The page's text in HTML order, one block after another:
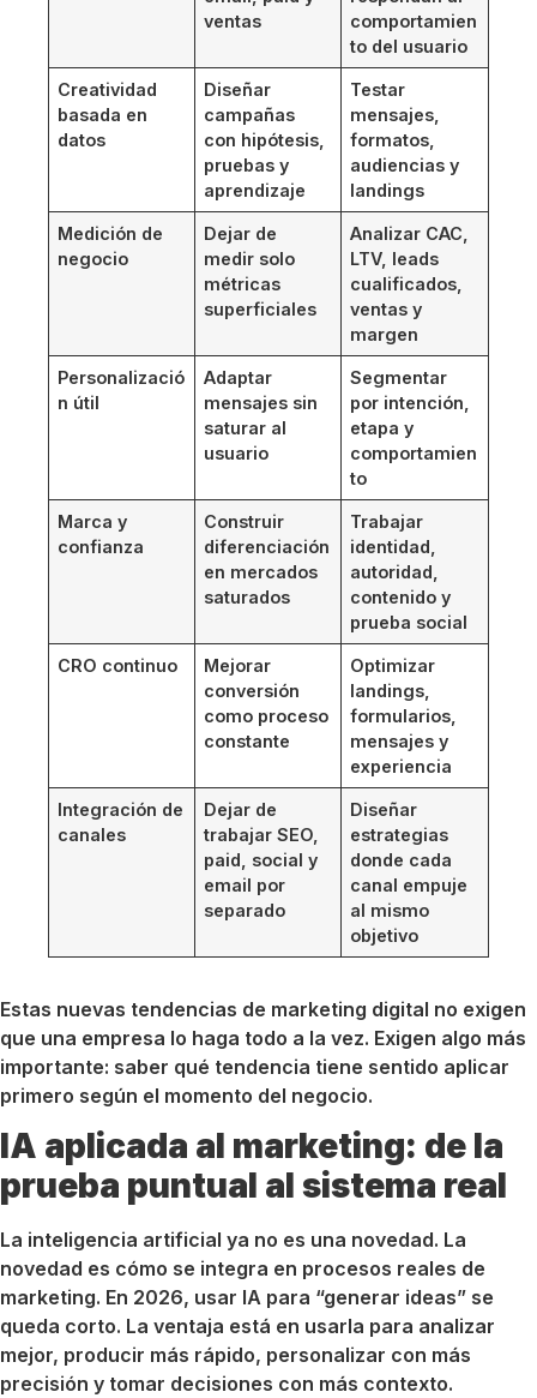
ventas
comportamien
to del usuario
Creatividad
basada en
datos
Diseñar
campañas
con hipótesis,
pruebas y
aprendizaje
Testar
mensajes,
formatos,
audiencias y
landings
Medición de
negocio
Dejar de
medir solo
métricas
superficiales
Analizar CAC,
LTV, leads
cualificados,
ventas y
margen
Personalizació
n útil
Adaptar
mensajes sin
saturar al
usuario
Segmentar
por intención,
etapa y
comportamien
to
Marca y
confianza
Construir
diferenciación
en mercados
saturados
Trabajar
identidad,
autoridad,
contenido y
prueba social
CRO continuo
Mejorar
conversión
como proceso
constante
Optimizar
landings,
formularios,
mensajes y
experiencia
Integración de
canales
Dejar de
trabajar SEO,
paid, social y
email por
separado
Diseñar
estrategias
donde cada
canal empuje
al mismo
objetivo
Estas nuevas tendencias de marketing digital no exigen
que una empresa lo haga todo a la vez. Exigen algo más
importante: saber qué tendencia tiene sentido aplicar
primero según el momento del negocio.
IA aplicada al marketing: de la
prueba puntual al sistema real
La inteligencia artificial ya no es una novedad. La
novedad es cómo se integra en procesos reales de
marketing. En 2026, usar IA para “generar ideas” se
queda corto. La ventaja está en usarla para analizar
mejor, producir más rápido, personalizar con más
precisión y tomar decisiones con más contexto.